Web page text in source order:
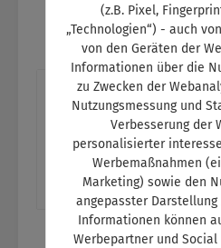
Beschreibung
Titelthema: 800-Volt-
Autohersteller
ihren E-Autos Ein Thema
Wie…Mehr
(z.B. Pixel,
„Technologien“) - auch
von den Geräten der
Informationen über die
zu Zwecken der
Nutzungsmessung und
Verbesserung der
personalisierter
Werbemaßnahmen
Marketing) sowie den
angepasster Darstellung
Informationen können
Werbepartner und